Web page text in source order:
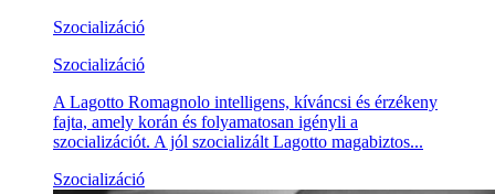
Szocializáció
Szocializáció
A Lagotto Romagnolo intelligens, kíváncsi és érzékeny
fajta, amely korán és folyamatosan igényli a
szocializációt. A jól szocializált Lagotto magabiztos...
Szocializáció